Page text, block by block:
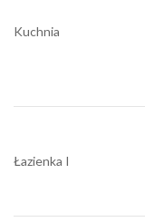
Kuchnia
Łazienka I